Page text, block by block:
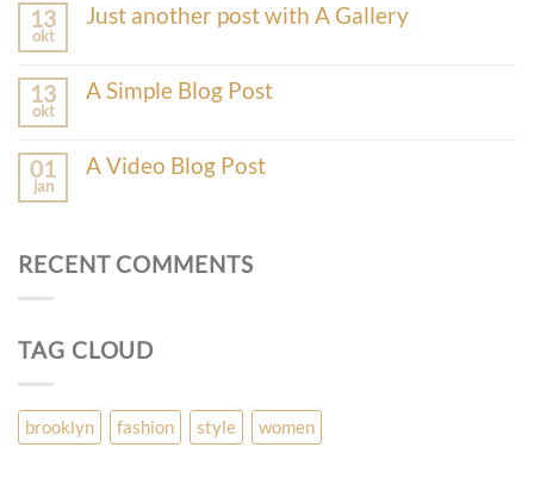
13
okt
Just another post with A Gallery
13
okt
A Simple Blog Post
01
jan
A Video Blog Post
RECENT COMMENTS
TAG CLOUD
brooklyn fashion style women